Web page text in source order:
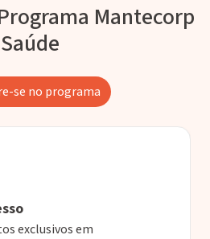
Mantecorp
Saúde
se no programa
exclusivos em